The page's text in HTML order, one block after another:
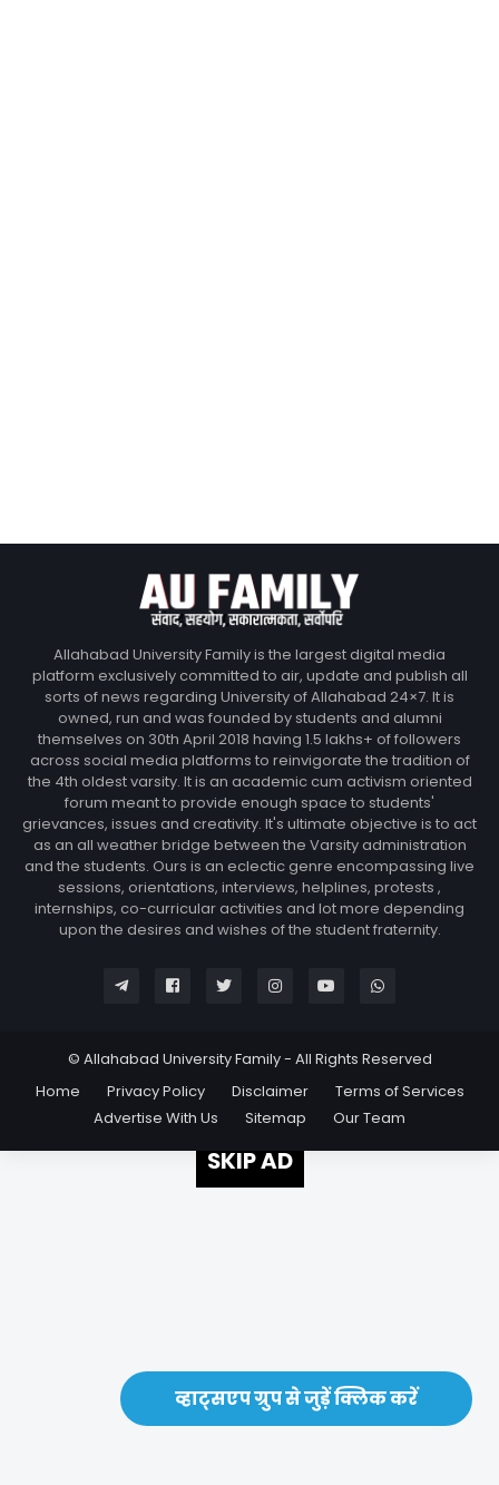
व्हाट्सएप ग्रुप से जुड़ें क्लिक करें
Allahabad University Family is the largest digital media
platform exclusively committed to air, update and publish all
sorts of news regarding University of Allahabad 24×7. It is
owned, run and was founded by students and alumni
themselves on 30th April 2018 having 1.5 lakhs+ of followers
across social media platforms to reinvigorate the tradition of
the 4th oldest varsity. It is an academic cum activism oriented
forum meant to provide enough space to students'
grievances, issues and creativity. It's ultimate objective is to act
as an all weather bridge between the Varsity administration
and the students. Ours is an eclectic genre encompassing live
sessions, orientations, interviews, helplines, protests ,
internships, co-curricular activities and lot more depending
upon the desires and wishes of the student fraternity.
© Allahabad University Family - All Rights Reserved
Home
Privacy Policy Disclaimer
Terms of Services
Advertise With Us
Sitemap Our Team
SKIP AD